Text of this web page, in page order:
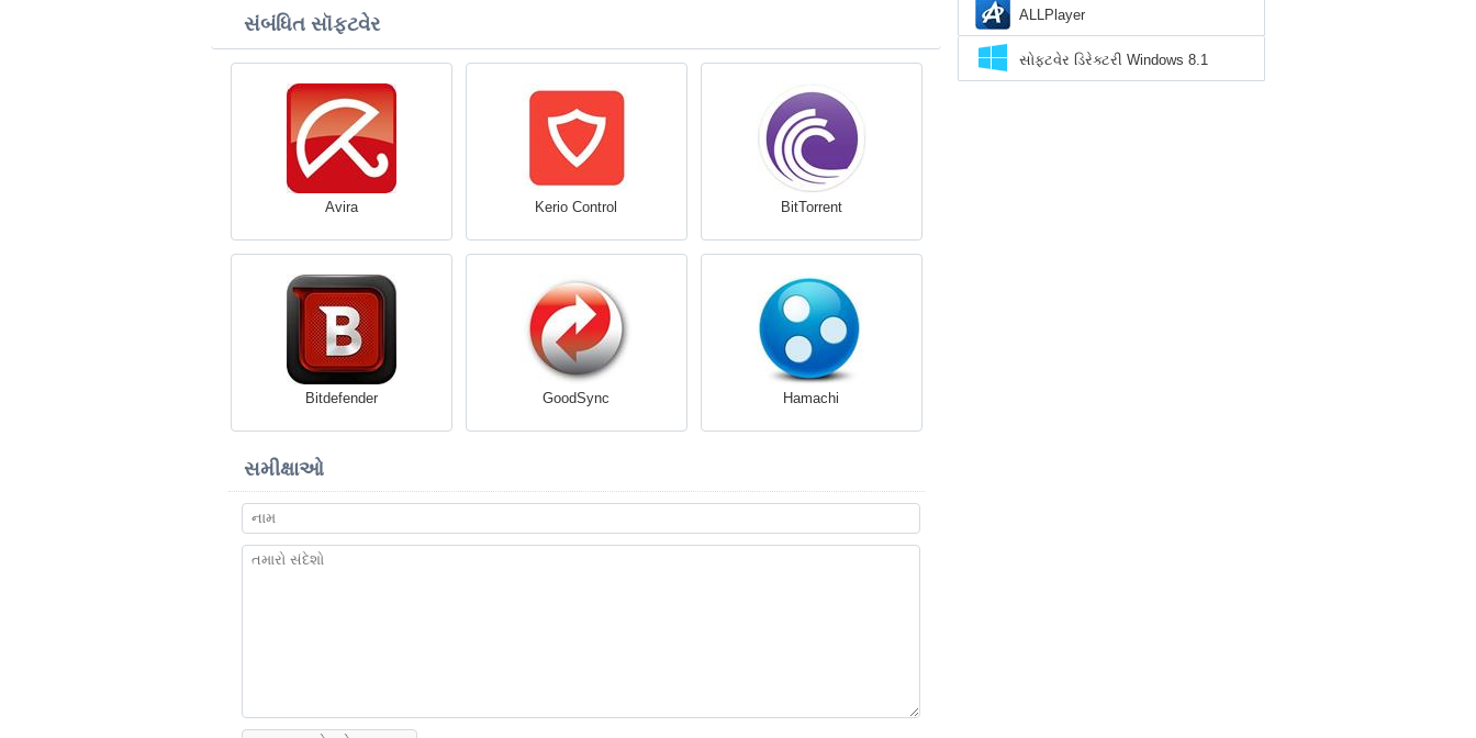
સંબંધિત સૉફ્ટવેર
Avira Kerio Control BitTorrent
Bitdefender GoodSync Hamachi
સમીક્ષાઓ
ALLPlayer
સોફ્ટવેર ડિરેક્ટરી Windows 8.1